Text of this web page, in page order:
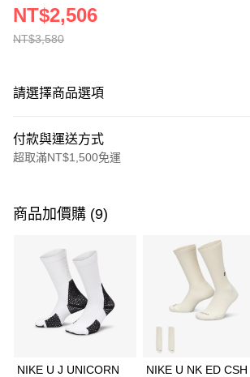
NT$3,580
NT$2,506
請選擇商品選項
付款與運送方式
超取滿NT$1,500免運
信用卡一次付款
3 期 0 利率 每期
合作金庫商業銀行
第一商業銀行
華南商業銀行
彰化商業銀行
上海商業儲蓄銀行
Apple Pay
商品加價購 (9)
NIKE U J UNICORN
NIKE U NK ED CSH